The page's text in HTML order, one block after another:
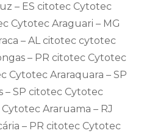
– ES citotec Cytotec
Cytotec Araguari – MG
– AL citotec cytotec
– PR citotec Cytotec
Cytotec Araraquara – SP
– SP citotec Cytotec
Araruama – RJ
– PR citotec Cytotec